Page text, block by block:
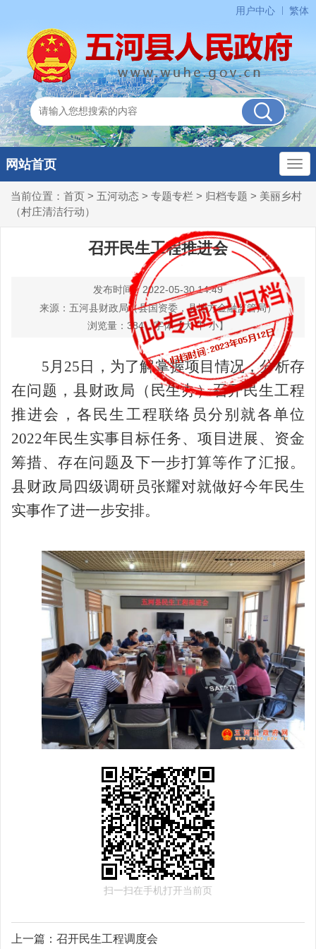
用户中心 繁体
网站首页
当前位置： 首页 > 五河动态 > 专题专栏 > 归档专题 > 美丽乡村
（村庄清洁行动）
召开民生工程推进会
发布时间：2022-05-30 14:49
来源：五河县财政局（县国资委，县地方金融监管局）
浏览量： 384 字体【大 中 小】
5月25日，为了解掌握项目情况，分析存
在问题，县财政局（民生办）召开民生工程
推进会， 各民生工程联络员分别就各单位
2022年民生实事目标任务、项目进展、资金
筹措、存在问题及下一步打算等作了汇报。
县财政局四级调研员张耀对就做好今年民生
实事作了进一步安排。
扫一扫在手机打开当前页
上一篇： 召开民生工程调度会